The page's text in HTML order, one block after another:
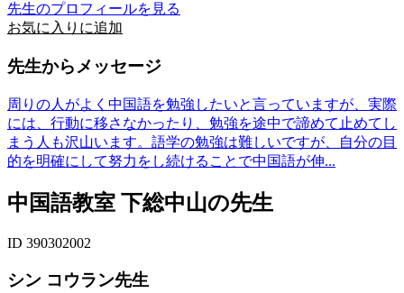
先生のプロフィールを見る
お気に入りに追加
先生からメッセージ
周りの人がよく中国語を勉強したいと言っていますが、実際
には、行動に移さなかったり、勉強を途中で諦めて止めてし
まう人も沢山います。語学の勉強は難しいですが、自分の目
的を明確にして努力をし続けることで中国語が伸...
中国語教室 下総中山の先生
ID 390302002
シン コウラン先生